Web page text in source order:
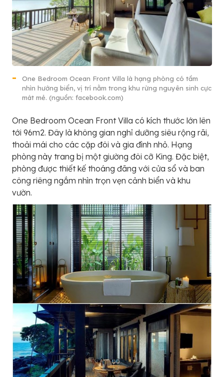
One Bedroom Ocean Front Villa là hạng phòng có tầm
nhìn hướng biển, vị trí nằm trong khu rừng nguyên sinh cực
mát mẻ. (nguồn: facebook.com)
One Bedroom Ocean Front Villa có kích thước lớn lên
tới 96m2. Đây là không gian nghỉ dưỡng siêu rộng rãi,
thoải mái cho các cặp đôi và gia đình nhỏ. Hạng
phòng này trang bị một giường đôi cỡ King. Đặc biệt,
phòng được thiết kế thoáng đãng với cửa sổ và ban
công riêng ngắm nhìn trọn vẹn cảnh biển và khu
vườn.